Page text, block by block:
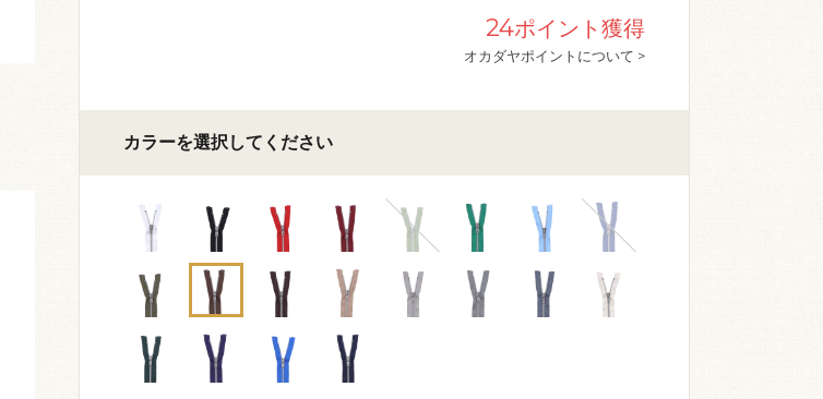
24ポイント獲得
オカダヤポイントについて >
カラーを選択してください